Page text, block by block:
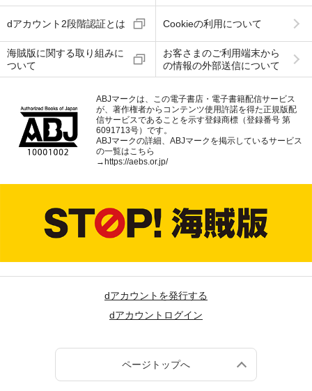
dアカウント2段階認証とは Cookieの利用について
海賊版に関する取り組みに
ついて
お客さまのご利用端末から
の情報の外部送信について
ABJマークは、この電子書店・電子書籍配信サービス
が、著作権者からコンテンツ使用許諾を得た正規版配
信サービスであることを示す登録商標（登録番号 第
6091713号）です。
ABJマークの詳細、ABJマークを掲示しているサービス
の一覧はこちら
→ https://aebs.or.jp/
dアカウントを発行する
dアカウントログイン
ページトップへ